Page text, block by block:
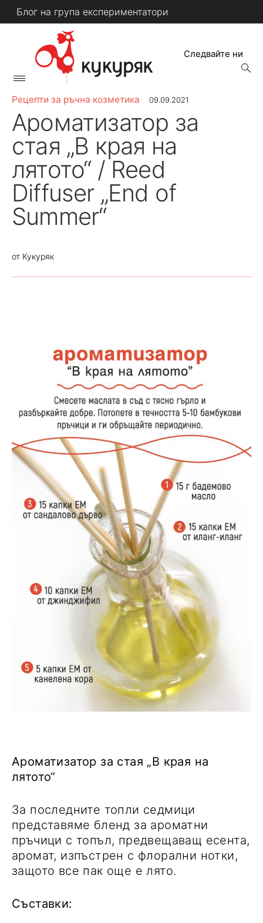
Skip
to
Блог на група експериментатори
Primary
Следвайте ни
open
Рецепти за ръчна козметика 09.09.2021
Ароматизатор за
стая „В края на
лятото“ / Reed
Diffuser „End of
Summer“
от Кукуряк
Ароматизатор за стая „В края на
лятото“
За последните топли седмици
представяме бленд за ароматни
пръчици с топъл, предвещаващ есента,
аромат, изпъстрен с флорални нотки,
защото все пак още е лято.
Съставки: